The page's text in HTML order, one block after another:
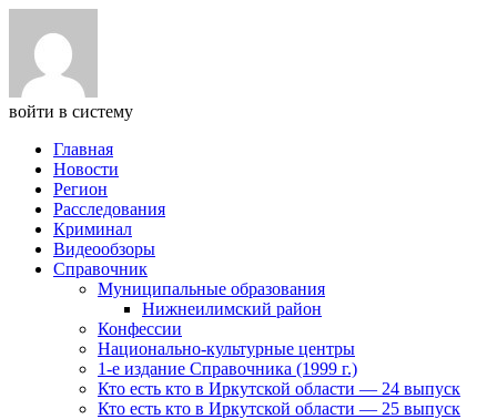
войти в систему
Главная
Новости
Регион
Расследования
Криминал
Видеообзоры
Справочник
Муниципальные образования
Нижнеилимский район
Конфессии
Национально-культурные центры
1-е издание Справочника (1999 г.)
Кто есть кто в Иркутской области — 24 выпуск
Кто есть кто в Иркутской области — 25 выпуск